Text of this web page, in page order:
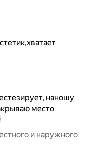
наношу
место
и наружного